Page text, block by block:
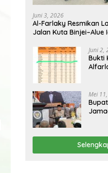
Juni 3, 2026
Al-Farlaky Resmikan
Jalan Kuta Binjei–Alue
Juni 2,
Bukti
Mei